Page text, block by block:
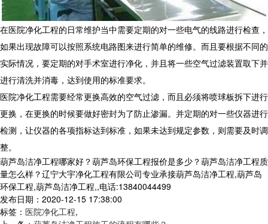
在医院净化工程的日常维护当中需要定期的对一些电气的线路进行检查，
如果出现故障可以按照系统电路图来进行简单的维修。而且要根据不同的
实际情况，要定期的对手术室进行净化，并且将一些空气过滤装置取下并
进行清洗并消毒，达到使用的标准要求。
医院净化工程需要经常更换高效的空气过滤，而且必须将喷球板拆下进行
更换，在更换的时候要做好密封为了防止渗漏。并定期的对一些仪器进行
检测，让仪器的各项指标达到标准，如果未达到规定参数，则需要及时调
整。
葫芦岛洁净工程哪家好？葫芦岛环保工程报价是多少？葫芦岛洁净工程质
量怎么样？辽宁大宇净化工程有限公司专业承接葫芦岛洁净工程,葫芦岛
环保工程,葫芦岛洁净工程,,电话:13840044499
发布日期：2020-12-15 17:38:00
标签： 医院净化工程,